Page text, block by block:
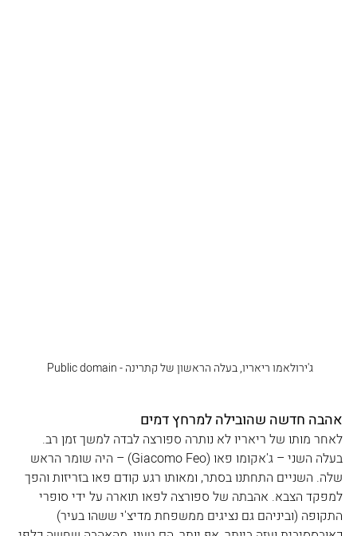
ג'ירולאמו ריאריו, בעלה הראשון של קתרינה - Public domain
אהבה חדשה שהובילה למרחץ דמים
לאחר מותו של ריאריו לא נותרה ספורצה לבדה למשך זמן רב.
בעלה השני – ג'אקומו פאו (Giacomo Feo) – היה שומר הראש
שלה. השניים התחתנו בסתר, ומאותו רגע קודם פאו בזריזות והפך
למפקד הצבא. אהבתה של ספורצה לפאו תוארה על ידי סופרי
התקופה (וביניהם גם נציגים ממשפחת מדיצ'י ששהו בעיר)